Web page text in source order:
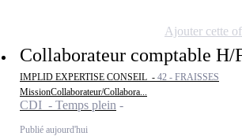
Collaborateur comptable H/
IMPLID EXPERTISE CONSEIL - 42 - FRAISSES
MissionCollaborateur/Collabora...
CDI - Temps plein
Publié aujourd'hui
Ajouter cette